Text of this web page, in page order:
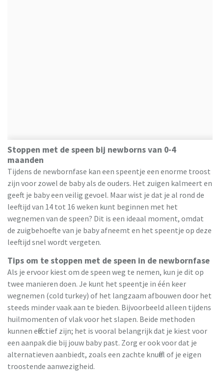
Stoppen met de speen bij newborns van 0-4
maanden
Tijdens de newbornfase kan een speentje een enorme troost
zijn voor zowel de baby als de ouders. Het zuigen kalmeert en
geeft je baby een veilig gevoel. Maar wist je dat je al rond de
leeftijd van 14 tot 16 weken kunt beginnen met het
wegnemen van de speen? Dit is een ideaal moment, omdat
de zuigbehoefte van je baby afneemt en het speentje op deze
leeftijd snel wordt vergeten.
Tips om te stoppen met de speen in de newbornfase
Als je ervoor kiest om de speen weg te nemen, kun je dit op
twee manieren doen. Je kunt het speentje in één keer
wegnemen (cold turkey) of het langzaam afbouwen door het
steeds minder vaak aan te bieden. Bijvoorbeeld alleen tijdens
huilmomenten of vlak voor het slapen. Beide methoden
kunnen effectief zijn; het is vooral belangrijk dat je kiest voor
een aanpak die bij jouw baby past. Zorg er ook voor dat je
alternatieven aanbiedt, zoals een zachte knuffel of je eigen
troostende aanwezigheid.